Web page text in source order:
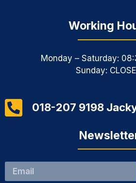
Working
Monday – Saturday:
Sunday:
018-207 9198